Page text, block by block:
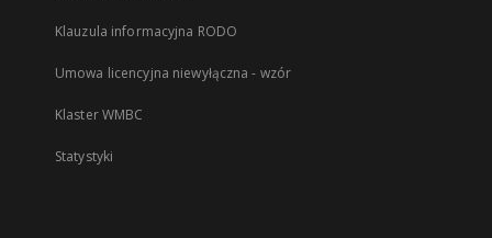
Klauzula informacyjna RODO
Umowa licencyjna niewyłączna - wzór
Klaster WMBC
Statystyki